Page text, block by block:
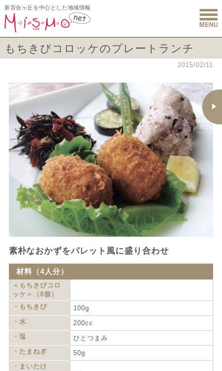
新百合ヶ丘を中心とした地域情報
新百合ヶ
もちきびコロッケのプレートランチ
2015/02/11
素朴なおかずをパレット風に盛り合わせ
材料（4人分）
＜もちきびコロ
ッケ＞（8個）
・もちきび
100g
・水
200cc
・塩
ひとつまみ
・たまねぎ
50g
・まいたけ